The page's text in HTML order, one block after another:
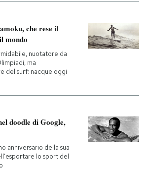
che rese il
mondo
nuotatore da
ma
del surf: nacque oggi
doodle di Google,
anniversario della sua
lo sport del